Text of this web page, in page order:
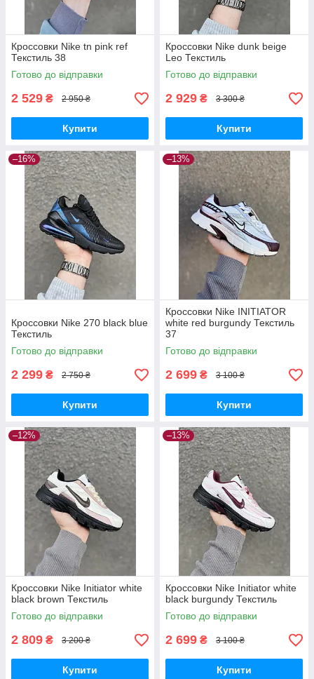
Кроссовки Nike tn pink ref
Текстиль 38
Готово до відправки
2 529 ₴ 2 950 ₴
Купити
Кроссовки Nike dunk beige
Leo Текстиль
Готово до відправки
2 929 ₴ 3 300 ₴
Купити
–16%
Кроссовки Nike 270 black blue
Текстиль
Готово до відправки
2 299 ₴ 2 750 ₴
Купити
–13%
Кроссовки Nike INITIATOR
white red burgundy Текстиль
37
Готово до відправки
2 699 ₴ 3 100 ₴
Купити
–12%
Кроссовки Nike Initiator white
black brown Текстиль
Готово до відправки
2 809 ₴ 3 200 ₴
Купити
–13%
Кроссовки Nike Initiator white
black burgundy Текстиль
Готово до відправки
2 699 ₴ 3 100 ₴
Купити